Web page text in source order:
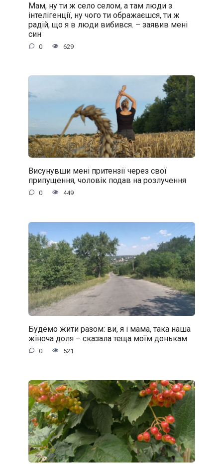
Мам, ну ти ж село селом, а там люди з
інтелігенції, ну чого ти ображаєшся, ти ж
радій, що я в люди вибився. – заявив мені
син
0 629
Висунувши мені притензії через свої
припущення, чоловік подав на розлучення
0 449
Будемо жити разом: ви, я і мама, така наша
жіноча доля – сказала теща моїм донькам
0 521